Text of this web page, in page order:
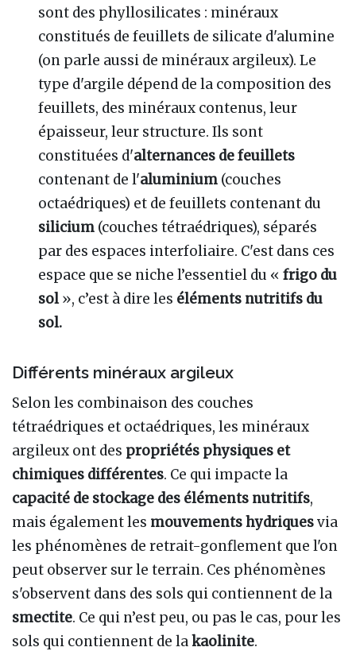
sont des phyllosilicates : minéraux
constitués de feuillets de silicate d'alumine
(on parle aussi de minéraux argileux). Le
type d'argile dépend de la composition des
feuillets, des minéraux contenus, leur
épaisseur, leur structure. Ils sont
constituées d'alternances de feuillets
contenant de l'aluminium (couches
octaédriques) et de feuillets contenant du
silicium (couches tétraédriques), séparés
par des espaces interfoliaire. C'est dans ces
espace que se niche l’essentiel du «frigo du
sol», c’est à dire les éléments nutritifs du
sol.
Différents minéraux argileux
Selon les combinaison des couches
tétraédriques et octaédriques, les minéraux
argileux ont des propriétés physiques et
chimiques différentes. Ce qui impacte la
capacité de stockage des éléments nutritifs,
mais également les mouvements hydriquesvia
les phénomènes de retrait-gonflement que l'on
peut observer sur le terrain. Ces phénomènes
s'observent dans des sols qui contiennent de la
smectite. Ce qui n’est peu, ou pas le cas, pour les
sols qui contiennent de lakaolinite.